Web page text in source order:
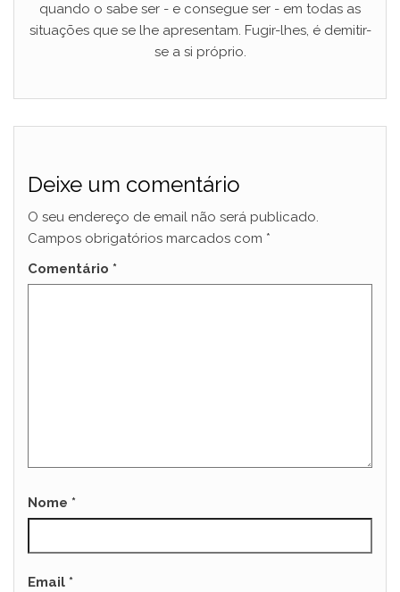
quando o sabe ser - e consegue ser - em todas as
situações que se lhe apresentam. Fugir-lhes, é demitir-
se a si próprio.
Deixe um comentário
O seu endereço de email não será publicado.
Campos obrigatórios marcados com *
Comentário *
Nome *
Email *